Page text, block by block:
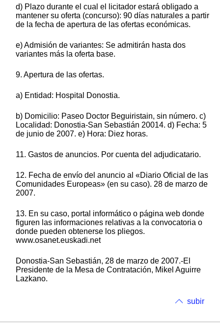
d) Plazo durante el cual el licitador estará obligado a
mantener su oferta (concurso): 90 días naturales a partir
de la fecha de apertura de las ofertas económicas.
e) Admisión de variantes: Se admitirán hasta dos
variantes más la oferta base.
9. Apertura de las ofertas.
a) Entidad: Hospital Donostia.
b) Domicilio: Paseo Doctor Beguiristain, sin número. c)
Localidad: Donostia-San Sebastián 20014. d) Fecha: 5
de junio de 2007. e) Hora: Diez horas.
11. Gastos de anuncios. Por cuenta del adjudicatario.
12. Fecha de envío del anuncio al «Diario Oficial de las
Comunidades Europeas» (en su caso). 28 de marzo de
2007.
13. En su caso, portal informático o página web donde
figuren las informaciones relativas a la convocatoria o
donde pueden obtenerse los pliegos.
www.osanet.euskadi.net
Donostia-San Sebastián, 28 de marzo de 2007.-El
Presidente de la Mesa de Contratación, Mikel Aguirre
Lazkano.
subir